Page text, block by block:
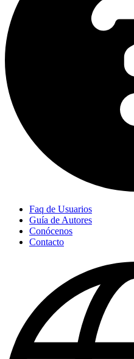
Faq de Usuarios
Guía de Autores
Conócenos
Contacto